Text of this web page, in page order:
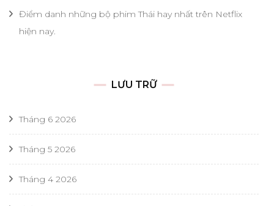
Điểm danh những bộ phim Thái hay nhất trên Netflix
hiện nay.
LƯU TRỮ
Tháng 6 2026
Tháng 5 2026
Tháng 4 2026